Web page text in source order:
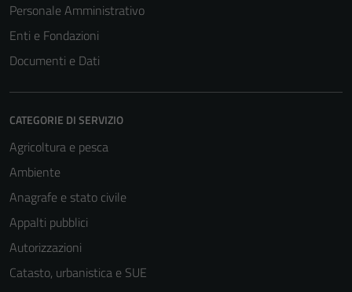
Personale Amministrativo
Enti e Fondazioni
Documenti e Dati
CATEGORIE DI SERVIZIO
Agricoltura e pesca
Ambiente
Anagrafe e stato civile
Appalti pubblici
Autorizzazioni
Catasto, urbanistica e SUE